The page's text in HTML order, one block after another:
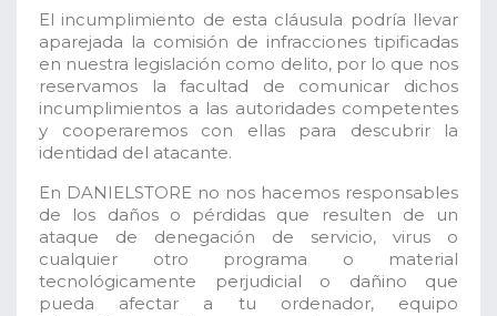
El incumplimiento de esta cláusula podría llevar
aparejada la comisión de infracciones tipificadas
en nuestra legislación como delito, por lo que nos
reservamos la facultad de comunicar dichos
incumplimientos a las autoridades competentes
y cooperaremos con ellas para descubrir la
identidad del atacante.
En DANIELSTORE no nos hacemos responsables
de los daños o pérdidas que resulten de un
ataque de denegación de servicio, virus o
cualquier otro programa o material
tecnológicamente perjudicial o dañino que
pueda afectar a tu ordenador, equipo